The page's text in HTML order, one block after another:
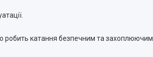
робить катання безпечним та захоплюючим.